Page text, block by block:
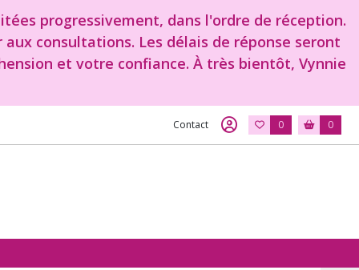
progressivement, dans l'ordre de réception.
consultations. Les délais de réponse seront
et votre confiance. À très bientôt, Vynnie
Contact 0 0